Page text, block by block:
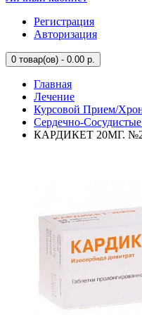
Регистрация
Авторизация
0 товар(ов) - 0.00 р.
Главная
Лечение
Курсовой Прием/
Сердечно-
КАРДИКЕТ 20МГ.